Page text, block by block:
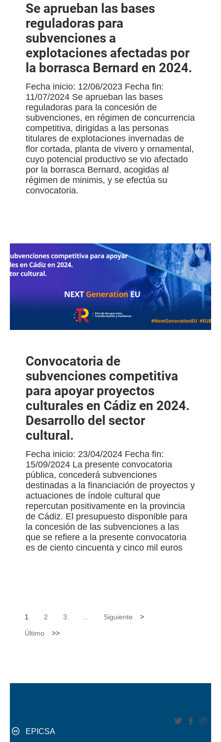
Se aprueban las bases
reguladoras para
subvenciones a
explotaciones afectadas por
la borrasca Bernard en 2024.
Fecha inicio: 12/06/2023 Fecha fin:
11/07/2024 Se aprueban las bases
reguladoras para la concesión de
subvenciones, en régimen de concurrencia
competitiva, dirigidas a las personas
titulares de explotaciones invernadas de
flor cortada, planta de vivero y ornamental,
cuyo potencial productivo se vio afectado
por la borrasca Bernard, acogidas al
régimen de minimis, y se efectúa su
convocatoria.
Convocatoria de
subvenciones competitiva
para apoyar proyectos
culturales en Cádiz en 2024.
Desarrollo del sector
cultural.
Fecha inicio: 23/04/2024 Fecha fin:
15/09/2024 La presente convocatoria
pública, concederá subvenciones
destinadas a la financiación de proyectos y
actuaciones de índole cultural que
repercutan positivamente en la provincia
de Cádiz. El presupuesto disponible para
la concesión de las subvenciones a las
que se refiere a la presente convocatoria
es de ciento cincuenta y cinco mil euros
1 2 3 Siguiente >
Último >>
EPICSA